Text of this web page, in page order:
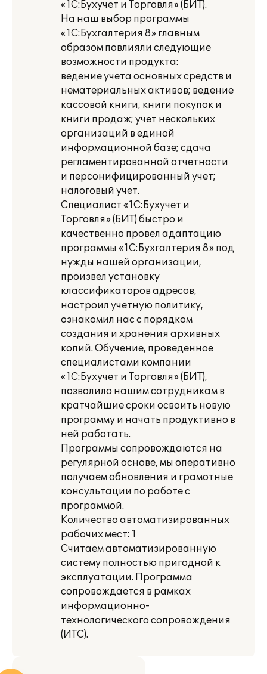
«1С:Бухучет и Торговля» (БИТ).
На наш выбор программы
«1С:Бухгалтерия 8» главным
образом повлияли следующие
возможности продукта:
ведение учета основных средств и
нематериальных активов; ведение
кассовой книги, книги покупок и
книги продаж; учет нескольких
организаций в единой
информационной базе; сдача
регламентированной отчетности
и персонифицированный учет;
налоговый учет.
Специалист «1С:Бухучет и
Торговля» (БИТ) быстро и
качественно провел адаптацию
программы «1С:Бухгалтерия 8» под
нужды нашей организации,
произвел установку
классификаторов адресов,
настроил учетную политику,
ознакомил нас с порядком
создания и хранения архивных
копий. Обучение, проведенное
специалистами компании
«1С:Бухучет и Торговля» (БИТ),
позволило нашим сотрудникам в
кратчайшие сроки освоить новую
программу и начать продуктивно в
ней работать.
Программы сопровождаются на
регулярной основе, мы оперативно
получаем обновления и грамотные
консультации по работе с
программой.
Количество автоматизированных
рабочих мест: 1
Считаем автоматизированную
систему полностью пригодной к
эксплуатации. Программа
сопровождается в рамках
информационно-
технологического сопровождения
(ИТС).